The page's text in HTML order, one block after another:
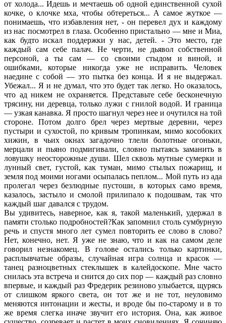
от холода... Идешь и мечтаешь об одной единственной сухой
кочке, о клочке мха, чтобы обтереться... А самое жуткое —
понимаешь, что избавления нет, - он перевел дух и каждому
из нас посмотрел в глаза. Особенно пристально — мне и Миа,
как будто искал поддержки у нас, детей. - Это место, где
каждый сам себе палач. Не черти, не дьявол собственной
персоной, а ты сам — со своими стыдом и виной, и
ошибками, которые никогда уже не исправить. Человек
наедине с собой — это пытка без конца. И я не выдержал.
Убежал... Я и не думал, что это будет так легко. Но оказалось,
что ад никем не охраняется. Представьте себе бесконечную
трясину, ни деревца, только лужи с гнилой водой. И граница
— узкая канавка. Я просто шагнул через нее и очутился на той
стороне. Потом долго брел через мертвые деревни, через
пустыри и сухостой, по кривым тропинкам, мимо кособоких
хижин, в чьих окнах загадочно тлели болотные огоньки,
мерцали и пьяно подмигивали, словно пытаясь заманить в
ловушку неосторожные души. Шел сквозь мутные сумерки и
лунный свет, густой, как туман, мимо стылых пожарищ, и
земля под моими ногами осыпалась пеплом... Мой путь из ада
пролегал через безлюдные пустоши, в которых само время,
казалось, застыло и смолой прилипало к подошвам, так что
каждый шаг давался с трудом.
Вы удивитесь, наверное, как я, такой маленький, удержал в
памяти столько подробностей?Как запомнил столь сумбурную
речь и спустя много лет сумел повторить ее слово в слово?
Нет, конечно, нет. Я уже не знаю, что и как на самом деле
говорил незнакомец. В голове остались только картинки,
расплывчатые образы, случайная игра солнца и красок —
танец разноцветных стеклышек в калейдоскопе. Мне часто
снилась эта встреча и снится до сих пор — каждый раз словно
впервые, и каждый раз Фредерик резиново улыбается, щурясь
от слишком яркого света, он тот же и не тот, неуловимо
меняются интонации и жесты, и вроде бы по-старому и в то
же время слегка иначе звучит его история. Она, как живое